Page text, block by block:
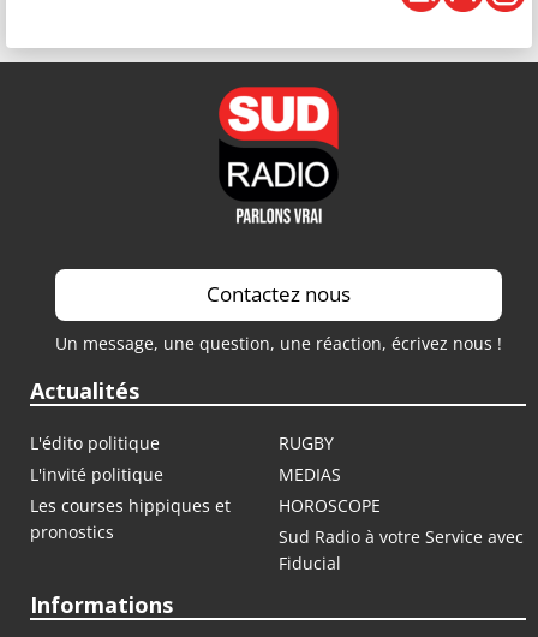
Contactez nous
Un message, une question, une réaction, écrivez nous !
Actualités
L'édito politique
RUGBY
L'invité politique
MEDIAS
Les courses hippiques et
pronostics
HOROSCOPE
Sud Radio à votre Service avec
Fiducial
Informations